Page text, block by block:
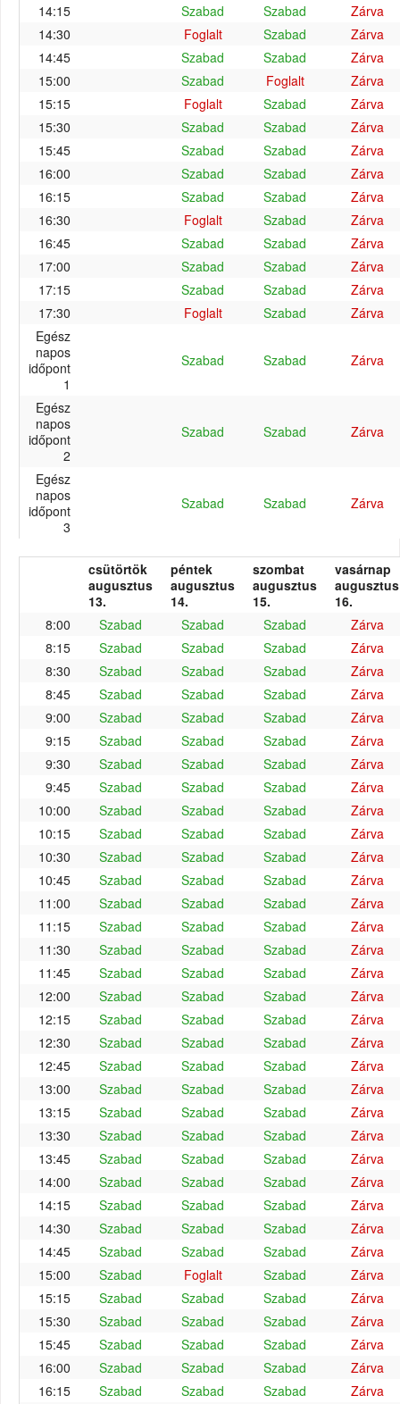
14:15
Szabad Szabad
Zárva
14:30
Foglalt Szabad
Zárva
14:45
Szabad Szabad
Zárva
15:00
Szabad Foglalt
Zárva
15:15
Foglalt Szabad
Zárva
15:30
Szabad Szabad
Zárva
15:45
Szabad Szabad
Zárva
16:00
Szabad Szabad
Zárva
16:15
Szabad Szabad
Zárva
16:30
Foglalt Szabad
Zárva
16:45
Szabad Szabad
Zárva
17:00
Szabad Szabad
Zárva
17:15
Szabad Szabad
Zárva
17:30
Foglalt Szabad
Zárva
Egész
napos
időpont
1
Szabad Szabad Zárva
Egész
napos
időpont
2
Szabad Szabad Zárva
Egész
napos
időpont
3
Szabad Szabad Zárva
csütörtök
augusztus
13.
péntek
augusztus
14.
szombat
augusztus
15.
vasárnap
augusztus
16.
8:00
Szabad Szabad Szabad
Zárva
8:15
Szabad Szabad Szabad
Zárva
8:30
Szabad Szabad Szabad
Zárva
8:45
Szabad Szabad Szabad
Zárva
9:00
Szabad Szabad Szabad
Zárva
9:15
Szabad Szabad Szabad
Zárva
9:30
Szabad Szabad Szabad
Zárva
9:45
Szabad Szabad Szabad
Zárva
10:00
Szabad Szabad Szabad
Zárva
10:15
Szabad Szabad Szabad
Zárva
10:30
Szabad Szabad Szabad
Zárva
10:45
Szabad Szabad Szabad
Zárva
11:00
Szabad Szabad Szabad
Zárva
11:15
Szabad Szabad Szabad
Zárva
11:30
Szabad Szabad Szabad
Zárva
11:45
Szabad Szabad Szabad
Zárva
12:00
Szabad Szabad Szabad
Zárva
12:15
Szabad Szabad Szabad
Zárva
12:30
Szabad Szabad Szabad
Zárva
12:45
Szabad Szabad Szabad
Zárva
13:00
Szabad Szabad Szabad
Zárva
13:15
Szabad Szabad Szabad
Zárva
13:30
Szabad Szabad Szabad
Zárva
13:45
Szabad Szabad Szabad
Zárva
14:00
Szabad Szabad Szabad
Zárva
14:15
Szabad Szabad Szabad
Zárva
14:30
Szabad Szabad Szabad
Zárva
14:45
Szabad Szabad Szabad
Zárva
15:00
Szabad Foglalt Szabad
Zárva
15:15
Szabad Szabad Szabad
Zárva
15:30
Szabad Szabad Szabad
Zárva
15:45
Szabad Szabad Szabad
Zárva
16:00
Szabad Szabad Szabad
Zárva
16:15
Szabad Szabad Szabad Zárva